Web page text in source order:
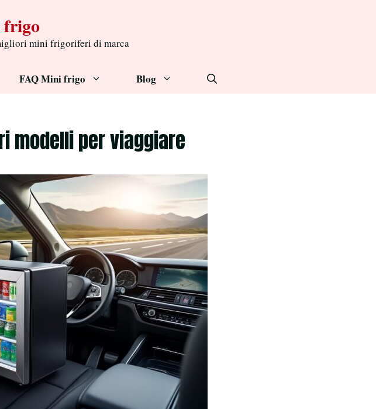
mini frigoriferi di marca
FAQ Mini frigo Blog
modelli per viaggiare